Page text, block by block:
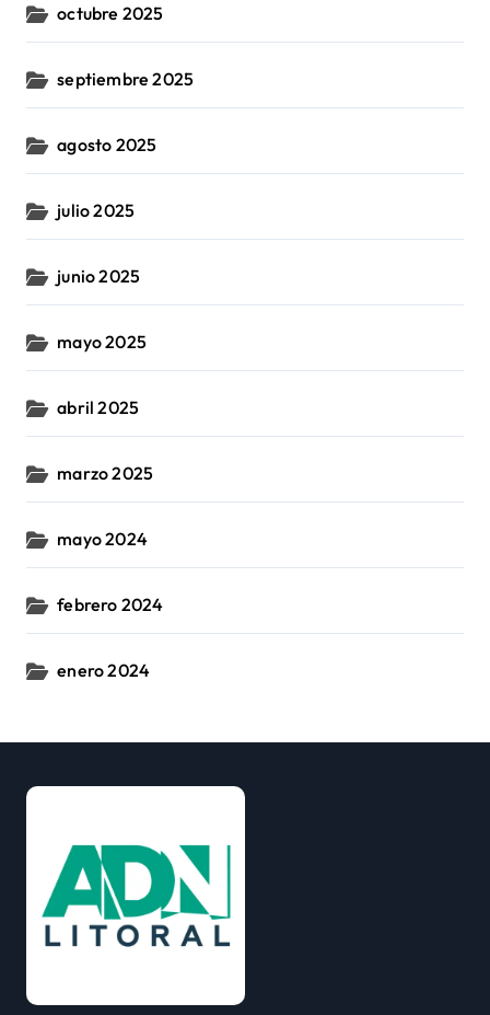
octubre 2025
septiembre 2025
agosto 2025
julio 2025
junio 2025
mayo 2025
abril 2025
marzo 2025
mayo 2024
febrero 2024
enero 2024